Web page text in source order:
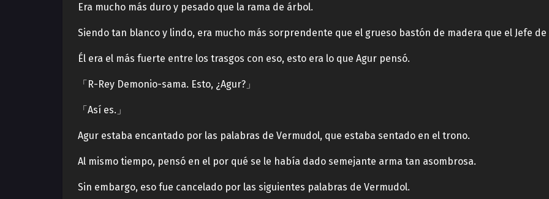
Era mucho más duro y pesado que la rama de árbol.
Siendo tan blanco y lindo, era mucho más sorprendente que el grueso bastón de madera que el Jefe de
Él era el más fuerte entre los trasgos con eso, esto era lo que Agur pensó.
「R-Rey Demonio-sama. Esto, ¿Agur?」
「Así es.」
Agur estaba encantado por las palabras de Vermudol, que estaba sentado en el trono.
Al mismo tiempo, pensó en el por qué se le había dado semejante arma tan asombrosa.
Sin embargo, eso fue cancelado por las siguientes palabras de Vermudol.